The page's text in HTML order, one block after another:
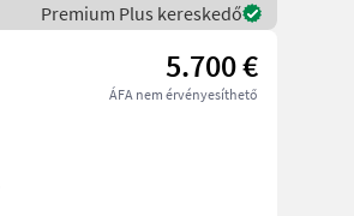
Premium Plus kereskedő
5.700 €
ÁFA nem érvényesíthető